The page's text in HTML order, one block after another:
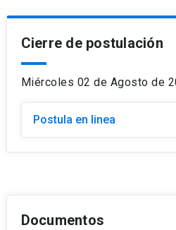
Cierre de postulación
Miércoles 02 de Agosto de
Postula en linea
Documentos